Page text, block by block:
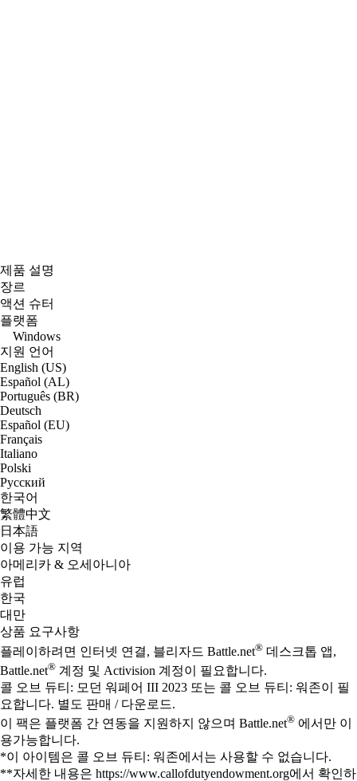
제품 설명
장르
액션 슈터
플랫폼
Windows
지원 언어
English (US)
Español (AL)
Português (BR)
Deutsch
Español (EU)
Français
Italiano
Polski
Русский
한국어
繁體中文
日本語
이용 가능 지역
아메리카 & 오세아니아
유럽
한국
대만
상품 요구사항
플레이하려면 인터넷 연결, 블리자드 Battle.net® 데스크톱 앱,
Battle.net® 계정 및 Activision 계정이 필요합니다.
콜 오브 듀티: 모던 워페어 III 2023 또는 콜 오브 듀티: 워존이 필
요합니다. 별도 판매 / 다운로드.
이 팩은 플랫폼 간 연동을 지원하지 않으며 Battle.net® 에서만 이
용가능합니다.
*이 아이템은 콜 오브 듀티: 워존에서는 사용할 수 없습니다.
**자세한 내용은 https://www.callofdutyendowment.org에서 확인하